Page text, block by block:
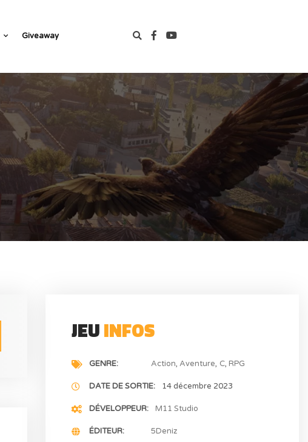
Giveaway
JEUINFOS
GENRE Action Aventure C RPG
DATE DE SORTIE 14 décembre 2023
DÉVELOPPEUR M11 Studio
ÉDITEUR 5Deniz